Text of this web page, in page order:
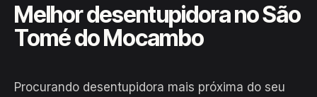
Melhor desentupidora no São
Tomé do Mocambo
Procurando desentupidora mais próxima do seu